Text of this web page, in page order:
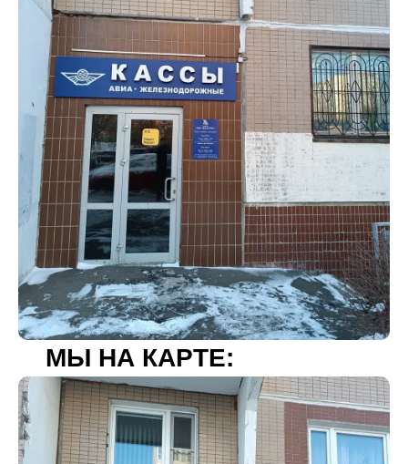
МЫ НА КАРТЕ: